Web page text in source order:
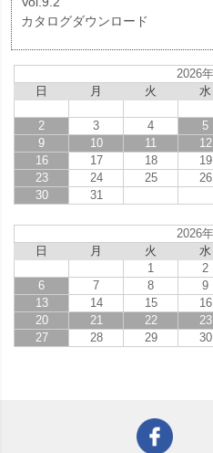
カタログダウンロード
2026
日
月 火 水
2
3 4 5
9
10 11 12
16
17 18 19
23
24 25 26
30
31
2026
日
月 火 水
1
2
6
7 8 9
13
14 15 16
20
21 22 23
27
28 29 30